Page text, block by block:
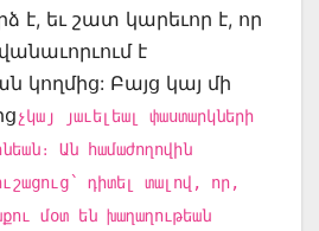
է, եւ շատ կարեւոր է, որ
է
կողմից: Բայց կայ մի
չկայ յաւելեալ փաստարկների
Ան համաժողովին
դիտել տալով, որ,
մօտ են խաղաղութեան